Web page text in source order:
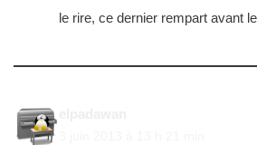
le rire, ce dernier rempart avant